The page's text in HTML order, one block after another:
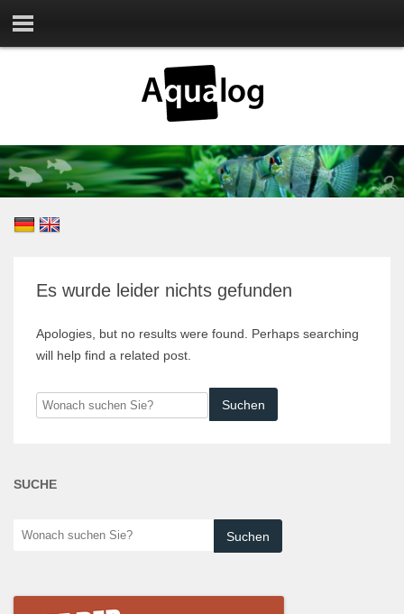
Es wurde leider nichts gefunden
Apologies, but no results were found. Perhaps searching
will help find a related post.
Wonach
suchen
SUCHE
Wonach